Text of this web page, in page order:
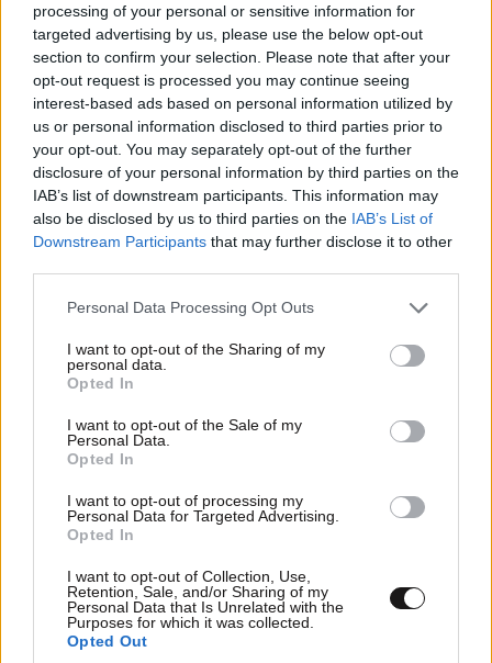
processing of your personal or sensitive information for
targeted advertising by us, please use the below opt-out
section to confirm your selection. Please note that after your
opt-out request is processed you may continue seeing
interest-based ads based on personal information utilized by
us or personal information disclosed to third parties prior to
your opt-out. You may separately opt-out of the further
disclosure of your personal information by third parties on the
IAB’s list of downstream participants. This information may
also be disclosed by us to third parties on the IAB’s List of
Downstream Participants that may further disclose it to other
Please note that this website/app uses one or more Google
not limited to your visit or usage behaviour. You may click to
grant or deny consent to Google and its third-party tags to
use your data for below specified purposes in below Google
consent section.
Personal Data Processing Opt Outs
I want to opt-out of the Sharing of my
personal data.
Opted In
I want to opt-out of the Sale of my
Personal Data.
Opted In
I want to opt-out of processing my
Personal Data for Targeted Advertising.
Opted In
I want to opt-out of Collection, Use,
Retention, Sale, and/or Sharing of my
Personal Data that Is Unrelated with the
Purposes for which it was collected.
Opted Out
Αναστάτωση στα τουρκικά ΜΜΕ: «Το Ισραήλ θα
στήσει συμμαχία επτά χωρών απέναντι σε
Τουρκία, Σαουδική Αραβία και Πακιστάν»